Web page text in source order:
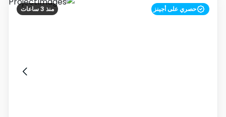
منذ 3 ساعات حصري على أجينز